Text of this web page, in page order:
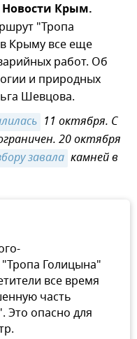
Крым.
"Тропа
Крыму все еще
работ. Об
и природных
Шевцова.
11 октября. С
20 октября
завала камней в
Голицына"
все время
часть
Это опасно для